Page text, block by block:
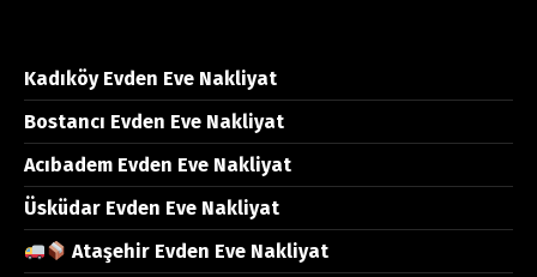
Kadıköy Evden Eve Nakliyat
Bostancı Evden Eve Nakliyat
Acıbadem Evden Eve Nakliyat
Üsküdar Evden Eve Nakliyat
Ataşehir Evden Eve Nakliyat